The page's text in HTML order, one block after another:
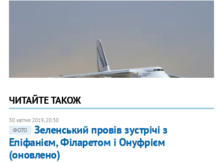
ЧИТАЙТЕ ТАКОЖ
30 квітня 2019, 20:30
ФОТО
Зеленський провів зустрічі з
Епіфанієм, Філаретом і Онуфрієм
(оновлено)